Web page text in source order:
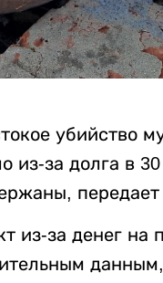
убийство
за долга в
передает
за денег на